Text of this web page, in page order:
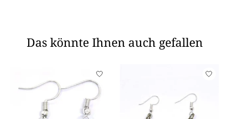
Das könnte Ihnen auch gefallen
Produkt-Karussell-Artikel